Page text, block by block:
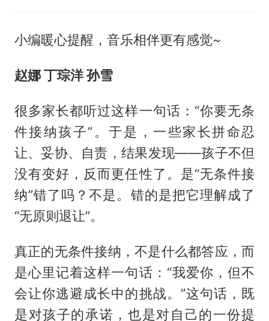
小编暖心提醒，音乐相伴更有感觉~
赵娜 丁琮洋 孙雪
很多家长都听过这样一句话：“你要无条
件接纳孩子”。于是，一些家长拼命忍
让、妥协、自责，结果发现——孩子不但
没有变好，反而更任性了。是“无条件接
纳”错了吗？不是。错的是把它理解成了
“无原则退让”。
真正的无条件接纳，不是什么都答应，而
是心里记着这样一句话：“我爱你，但不
会让你逃避成长中的挑战。”这句话，既
是对孩子的承诺，也是对自己的一份提